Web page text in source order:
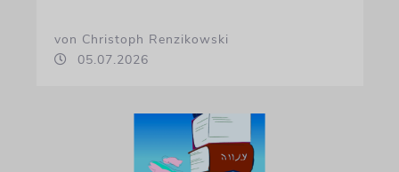
von Christoph Renzikowski
05.07.2026